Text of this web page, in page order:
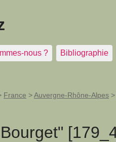
nous ? Bibliographie
France >Auvergne-Rhône-Alpes >